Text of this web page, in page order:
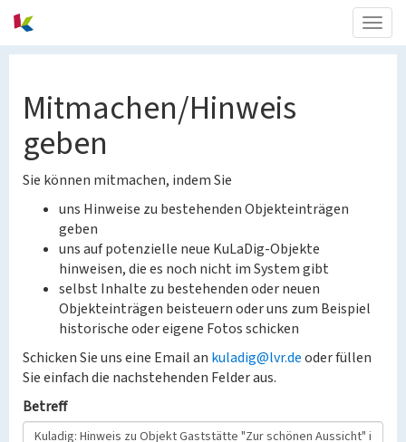
Mitmachen/Hinweis
geben
Sie können mitmachen, indem Sie
uns Hinweise zu bestehenden Objekteinträgen
geben
uns auf potenzielle neue KuLaDig-Objekte
hinweisen, die es noch nicht im System gibt
selbst Inhalte zu bestehenden oder neuen
Objekteinträgen beisteuern oder uns zum Beispiel
historische oder eigene Fotos schicken
Schicken Sie uns eine Email an kuladig@lvr.deoder füllen
Sie einfach die nachstehenden Felder aus.
Betreff